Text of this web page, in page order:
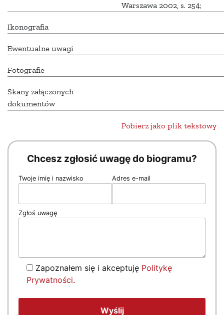
Warszawa 2002, s. 254;
Ikonografia
Ewentualne uwagi
Fotografie
Skany załączonych
dokumentów
Pobierz jako plik tekstowy
Chcesz zgłosić uwagę do biogramu?
Twoje imię i nazwisko Adres e-mail
Zgłoś uwagę
Zapoznałem się i akceptuję Politykę
Prywatności.